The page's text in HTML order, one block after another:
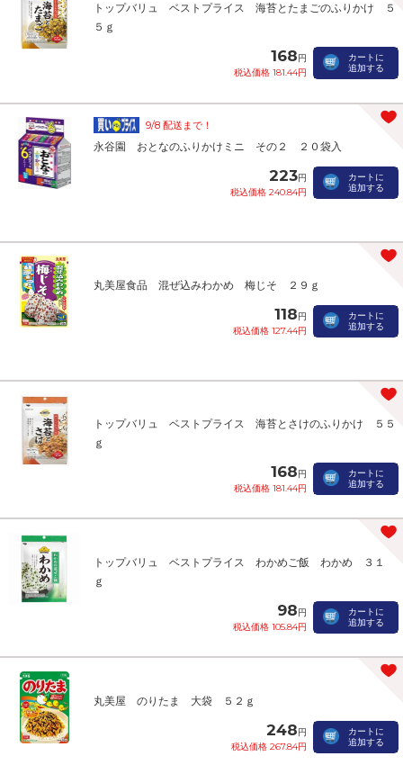
トップバリュ ベストプライス 海苔とたまごのふりかけ ５
５ｇ
168円
税込価格 181.44円
カートに
追加する
9/8 配送まで！
永谷園 おとなのふりかけミニ その２ ２０袋入
223円
税込価格 240.84円
カートに
追加する
丸美屋食品 混ぜ込みわかめ 梅じそ ２９ｇ
118円
税込価格 127.44円
カートに
追加する
トップバリュ ベストプライス 海苔とさけのふりかけ ５５
ｇ
168円
税込価格 181.44円
カートに
追加する
トップバリュ ベストプライス わかめご飯 わかめ ３１
ｇ
98円
税込価格 105.84円
カートに
追加する
丸美屋 のりたま 大袋 ５２ｇ
248円
税込価格 267.84円
カートに
追加する